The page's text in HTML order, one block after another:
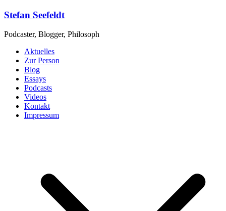
Zum
springen
Stefan Seefeldt
Podcaster, Blogger, Philosoph
Aktuelles
Zur Person
Blog
Essays
Podcasts
Videos
Kontakt
Impressum